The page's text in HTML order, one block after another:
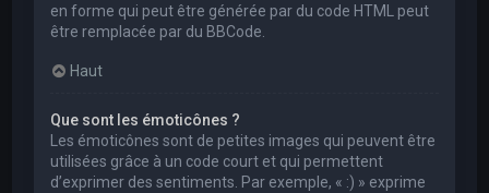
en forme qui peut être générée par du code HTML peut
être remplacée par du BBCode.
Haut
Que sont les émoticônes ?
Les émoticônes sont de petites images qui peuvent être
utilisées grâce à un code court et qui permettent
d’exprimer des sentiments. Par exemple, « :) » exprime